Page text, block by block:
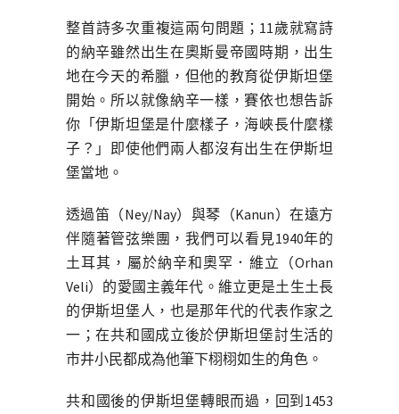
整首詩多次重複這兩句問題；11歲就寫詩
的納辛雖然出生在奧斯曼帝國時期，出生
地在今天的希臘，但他的教育從伊斯坦堡
開始。所以就像納辛一樣，賽依也想告訴
你「伊斯坦堡是什麼樣子，海峽長什麼樣
子？」即使他們兩人都沒有出生在伊斯坦
堡當地。
透過笛（Ney/Nay）與琴（Kanun）在遠方
伴隨著管弦樂團，我們可以看見1940年的
土耳其，屬於納辛和奧罕．維立（Orhan
Veli）的愛國主義年代。維立更是土生土長
的伊斯坦堡人，也是那年代的代表作家之
一；在共和國成立後於伊斯坦堡討生活的
市井小民都成為他筆下栩栩如生的角色。
共和國後的伊斯坦堡轉眼而過，回到1453